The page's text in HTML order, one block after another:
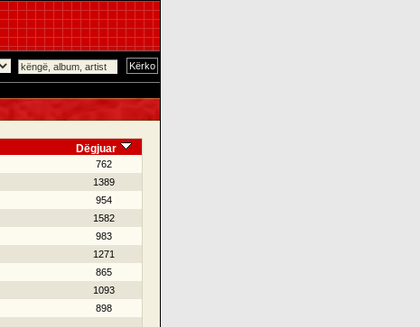
Dëgjuar
762
1389
954
1582
983
1271
865
1093
898